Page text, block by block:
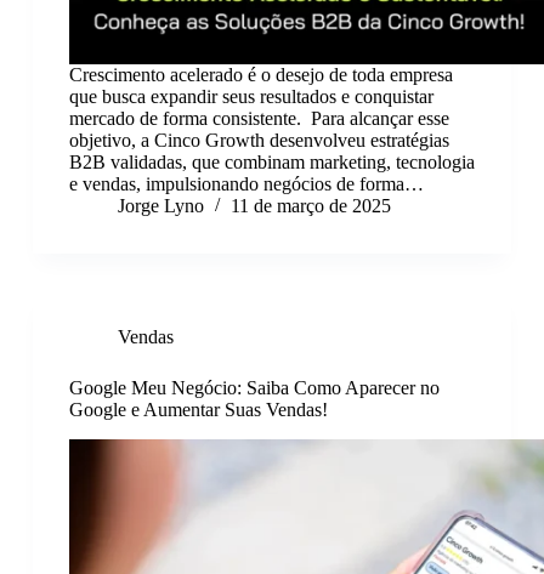
Crescimento acelerado é o desejo de toda empresa
que busca expandir seus resultados e conquistar
mercado de forma consistente. Para alcançar esse
objetivo, a Cinco Growth desenvolveu estratégias
B2B validadas, que combinam marketing, tecnologia
e vendas, impulsionando negócios de forma…
Jorge Lyno
11 de março de 2025
Vendas
Google Meu Negócio: Saiba Como Aparecer no
Google e Aumentar Suas Vendas!